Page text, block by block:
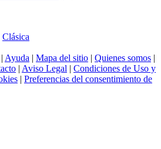
Clásica
Ayuda | Mapa del sitio | Quienes somos |
| Aviso Legal | Condiciones de Uso y
| Preferencias del consentimiento de